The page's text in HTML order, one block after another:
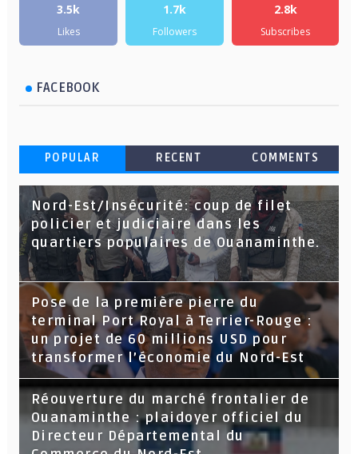
3.5k
Likes
1.7k
Followers
2.8k
Subscribes
FACEBOOK
POPULAR RECENT COMMENTS
Nord-Est/Insécurité: coup de filet
policier et judiciaire dans les
quartiers populaires de Ouanaminthe.
Pose de la première pierre du
terminal Port Royal à Terrier-Rouge :
un projet de 60 millions USD pour
transformer l’économie du Nord-Est
Réouverture du marché frontalier de
Ouanaminthe : plaidoyer officiel du
Directeur Départemental du